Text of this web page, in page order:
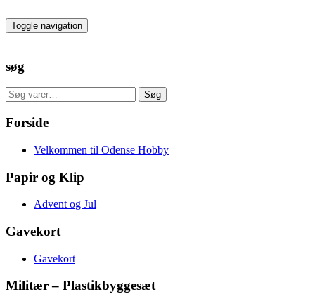
to
the
Toggle navigation
søg
Søg
efter:
Søg
Forside
Velkommen til Odense Hobby
Papir og Klip
Advent og Jul
Gavekort
Gavekort
Militær – Plastikbyggesæt